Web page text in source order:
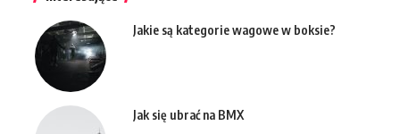
Jakie są kategorie wagowe w boksie?
Jak się ubrać na BMX